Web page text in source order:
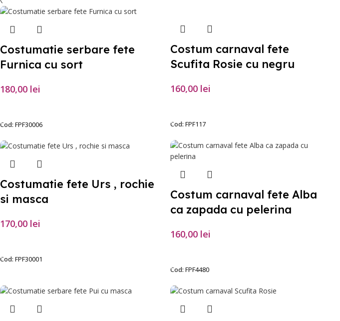
Costumatie serbare fete
Furnica cu sort
180,00 lei
Cod: FPF30006
Costum carnaval fete
Scufita Rosie cu negru
160,00 lei
Cod: FPF117
Costumatie fete Urs , rochie
si masca
170,00 lei
Cod: FPF30001
Costum carnaval fete Alba
ca zapada cu pelerina
160,00 lei
Cod: FPF4480